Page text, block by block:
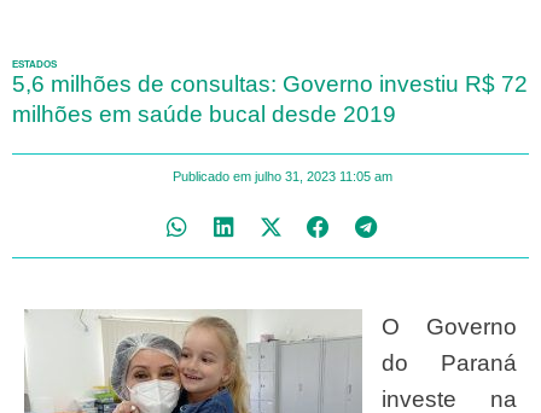
ESTADOS
5,6 milhões de consultas: Governo investiu R$ 72
milhões em saúde bucal desde 2019
Publicado em julho 31, 2023 11:05 am
O Governo
do Paraná
investe na